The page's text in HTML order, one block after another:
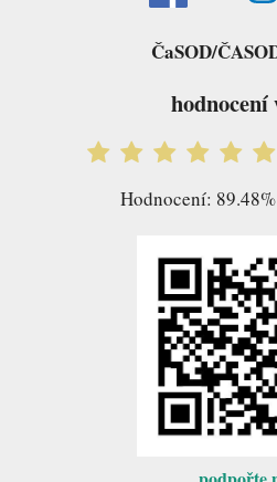
ČaSOD/
hodnocení
Hodnocení: